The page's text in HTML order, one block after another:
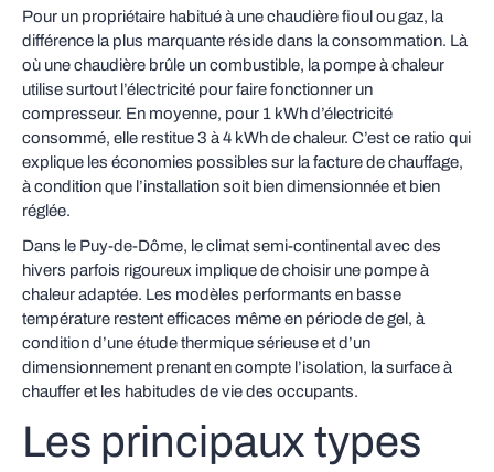
Pour un propriétaire habitué à une chaudière fioul ou gaz, la
différence la plus marquante réside dans la consommation. Là
où une chaudière brûle un combustible, la pompe à chaleur
utilise surtout l’électricité pour faire fonctionner un
compresseur. En moyenne, pour 1 kWh d’électricité
consommé, elle restitue 3 à 4 kWh de chaleur. C’est ce ratio qui
explique les économies possibles sur la facture de chauffage,
à condition que l’installation soit bien dimensionnée et bien
réglée.
Dans le Puy-de-Dôme, le climat semi-continental avec des
hivers parfois rigoureux implique de choisir une pompe à
chaleur adaptée. Les modèles performants en basse
température restent efficaces même en période de gel, à
condition d’une étude thermique sérieuse et d’un
dimensionnement prenant en compte l’isolation, la surface à
chauffer et les habitudes de vie des occupants.
Les principaux types